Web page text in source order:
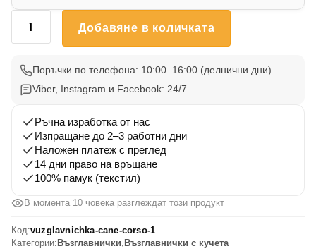
количество
Възглавничка
Кане
Корсо
Добавяне в количката
Поръчки по телефона: 10:00–16:00 (делнични дни)
Viber, Instagram и Facebook: 24/7
Ръчна изработка от нас
Изпращане до 2–3 работни дни
Наложен платеж с преглед
14 дни право на връщане
100% памук (текстил)
В момента 10 човека разглеждат този продукт
Код:vuzglavnichka-cane-corso-1
Категории: Възглавнички, Възглавнички с кучета